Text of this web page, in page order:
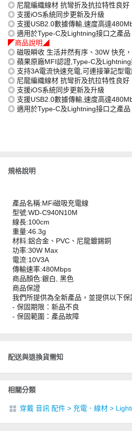
◎ 尼龍編織線材 抗彎折及抗拉特性良好
◎ 支援iOS系統同步更新及升級
◎ 支援USB2.0數據傳輸,速度高達
◎ 適用於Type-C及Lightning接口之產品
◤商品說明◢
◎ 磁吸瞬收 生活井然有序、30W 快充
◎ 蘋果原廠MFI認證,Type-C及Lightning
◎ 支持3A電流快速充電,可連接筆記型
◎ 尼龍編織線材 抗彎折及抗拉特性良好
◎ 支援iOS系統同步更新及升級
◎ 支援USB2.0數據傳輸,速度高達
◎ 適用於Type-C及Lightning接口之產品
規格說明
產品名稱:MFi磁吸充電線
型號:WD-C940N10M
線長:100cm
重量:46.3g
材料:鋁合金、PVC、尼龍鍍錫銅
功率:30W Max
電流:10V3A
傳輸速率:480Mbps
商品顏色:銀白, 黑色
商品保證
我們所提供為全新產品，並提供以下保
- 保固期限：新品不良
- 保固範圍：產品故障
配送與退換貨需知
相關分類
穿戴 音訊 配件 > 充電．線材 >